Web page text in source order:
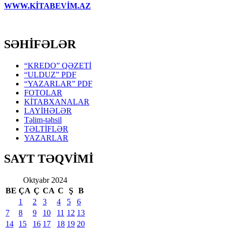
WWW.KİTABEVİM.AZ
SƏHİFƏLƏR
“KREDO” QƏZETİ
“ULDUZ” PDF
“YAZARLAR” PDF
FOTOLAR
KİTABXANALAR
LAYİHƏLƏR
Təlim-təhsil
TƏLTİFLƏR
YAZARLAR
SAYT TƏQVİMİ
Oktyabr 2024
BE ÇA Ç CA C Ş
B
1
2 3 4 5
6
7
8 9 10 11 12 13
14
15 16 17 18 19 20